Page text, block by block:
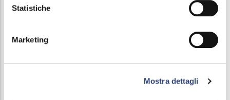
Statistiche
Marketing
Mostra dettagli